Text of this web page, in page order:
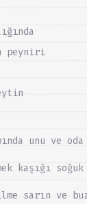
peyniri
unu ve
kaşığı
sarın ve